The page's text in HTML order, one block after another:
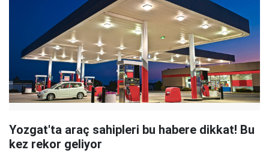
Yozgat'ta araç sahipleri bu habere dikkat! Bu
kez rekor geliyor